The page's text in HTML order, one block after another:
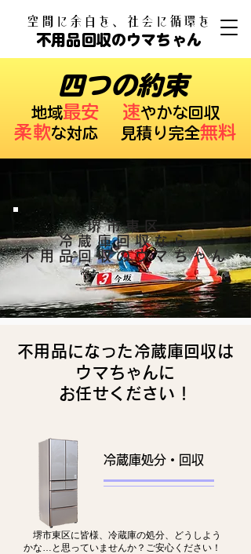
​空間に余白を、社会に循環を
不用品回収のウマちゃん
四つの約束
​地域最安 速やかな回収
柔軟な対応 ​見積り完全無料
堺市東区
冷蔵庫回収なら
不用品回収のウマちゃん
不用品になった冷蔵庫回収は
ウマちゃんに
お任せください！
冷蔵庫処分・回収
堺市東区に皆様、冷蔵庫の処分、どうしよう
かな…と思っていませんか？ご安心ください！